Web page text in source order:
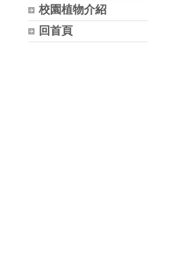
校園植物介紹
回首頁